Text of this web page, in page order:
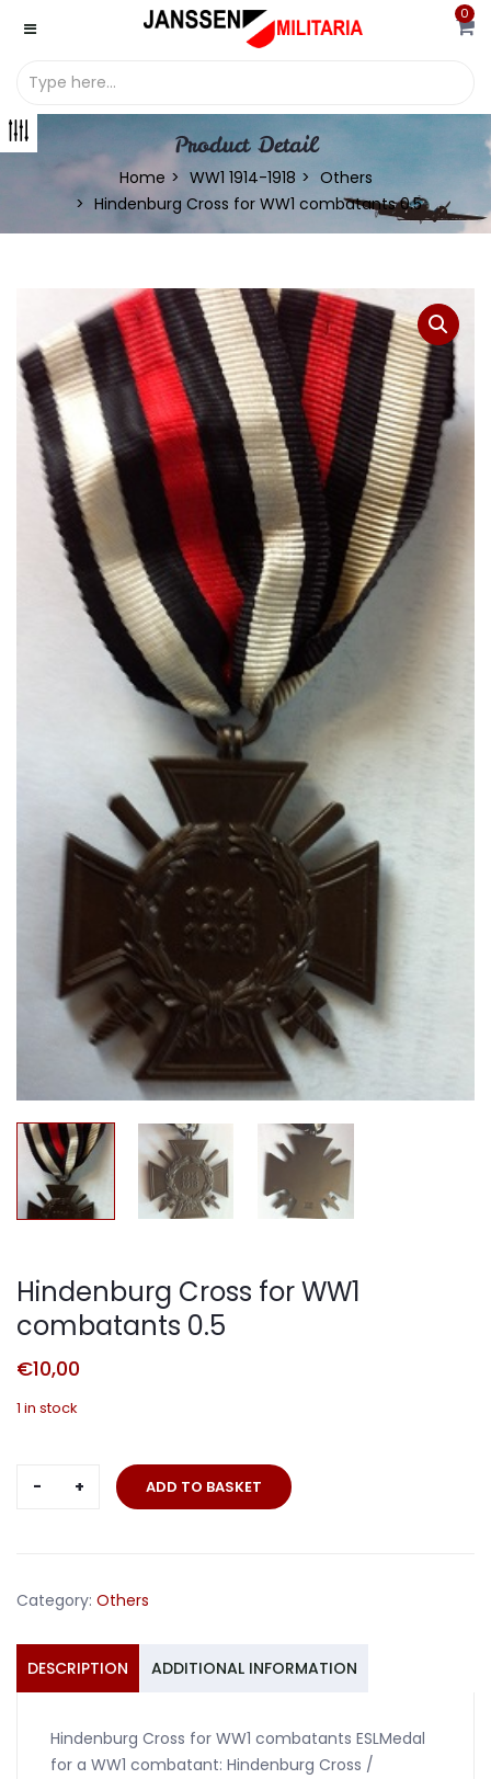
0
Product Detail
Home WW1 1914-1918
Others
Hindenburg Cross for WW1 combatants 0.5
Hindenburg Cross for WW1
combatants 0.5
€10,00
1 in stock
Hindenburg
0.5
ADD TO BASKET
Category: Others
DESCRIPTION ADDITIONAL INFORMATION
Hindenburg Cross for WW1 combatants ESLMedal
for a WW1 combatant: Hindenburg Cross /